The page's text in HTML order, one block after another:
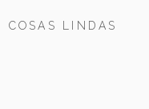
COSAS LINDAS